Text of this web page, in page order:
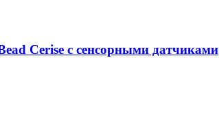
Cerise с сенсорными датчиками